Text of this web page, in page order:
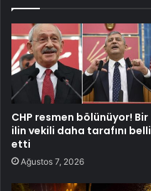
CHP resmen bölünüyor! Bir
ilin vekili daha tarafını belli
etti
Ağustos 7, 2026